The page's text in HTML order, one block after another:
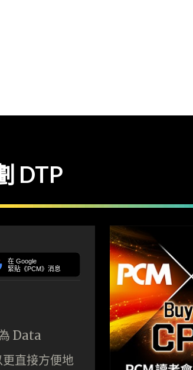
DTP
在 Google
緊貼《PCM》消息
Data
直接方便地